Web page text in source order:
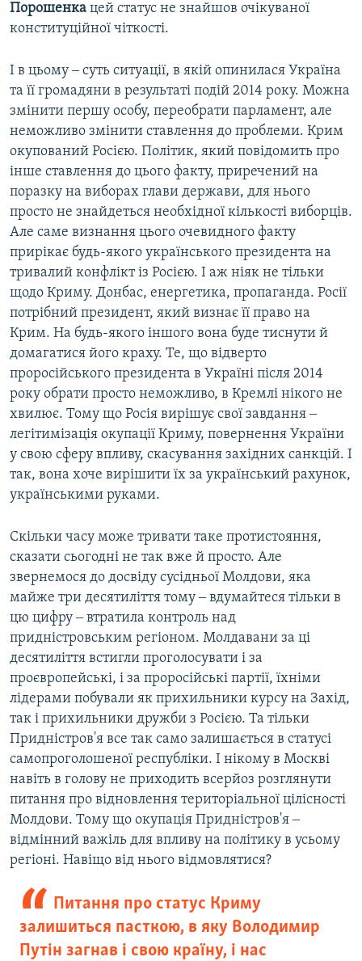
Порошенка цей статус не знайшов очікуваної
конституційної чіткості.
І в цьому ‒ суть ситуації, в якій опинилася Україна
та її громадяни в результаті подій 2014 року. Можна
змінити першу особу, переобрати парламент, але
неможливо змінити ставлення до проблеми. Крим
окупований Росією. Політик, який повідомить про
інше ставлення до цього факту, приречений на
поразку на виборах глави держави, для нього
просто не знайдеться необхідної кількості виборців.
Але саме визнання цього очевидного факту
прирікає будь-якого українського президента на
тривалий конфлікт із Росією. І аж ніяк не тільки
щодо Криму. Донбас, енергетика, пропаганда. Росії
потрібний президент, який визнає її право на
Крим. На будь-якого іншого вона буде тиснути й
домагатися його краху. Те, що відверто
проросійського президента в Україні після 2014
року обрати просто неможливо, в Кремлі нікого не
хвилює. Тому що Росія вирішує свої завдання ‒
легітимізація окупації Криму, повернення України
у свою сферу впливу, скасування західних санкцій. І
так, вона хоче вирішити їх за український рахунок,
українськими руками.
Скільки часу може тривати таке протистояння,
сказати сьогодні не так вже й просто. Але
звернемося до досвіду сусідньої Молдови, яка
майже три десятиліття тому ‒ вдумайтеся тільки в
цю цифру ‒ втратила контроль над
придністровським регіоном. Молдавани за ці
десятиліття встигли проголосувати і за
проєвропейські, і за проросійські партії, їхніми
лідерами побували як прихильники курсу на Захід,
так і прихильники дружби з Росією. Та тільки
Придністров'я все так само залишається в статусі
самопроголошеної республіки. І нікому в Москві
навіть в голову не приходить всерйоз розглянути
питання про відновлення територіальної цілісності
Молдови. Тому що окупація Придністров'я ‒
відмінний важіль для впливу на політику в усьому
регіоні. Навіщо від нього відмовлятися?
Питання про статус Криму
залишиться пасткою, в яку Володимир
Путін загнав і свою країну, і нас